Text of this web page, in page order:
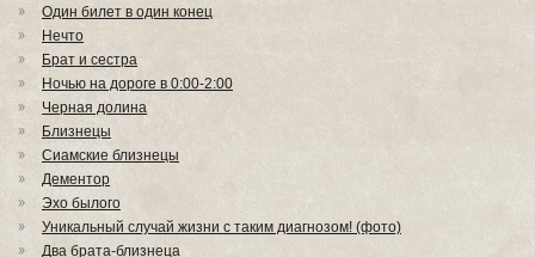
Один билет в один конец
Нечто
Брат и сестра
Ночью на дороге в 0:00-2:00
Черная долина
Близнецы
Сиамские близнецы
Дементор
Эхо былого
Уникальный случай жизни с таким диагнозом! (фото)
Два брата-близнеца